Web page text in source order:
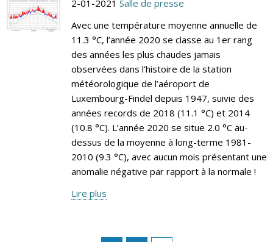
2-01-2021 Salle de presse
Avec une température moyenne annuelle de
11.3 °C, l’année 2020 se classe au 1er rang
des années les plus chaudes jamais
observées dans l’histoire de la station
météorologique de l’aéroport de
Luxembourg-Findel depuis 1947, suivie des
années records de 2018 (11.1 °C) et 2014
(10.8 °C). L’année 2020 se situe 2.0 °C au-
dessus de la moyenne à long-terme 1981-
2010 (9.3 °C), avec aucun mois présentant une
anomalie négative par rapport à la normale !
Lire plus